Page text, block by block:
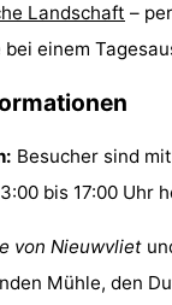
Landschaft –
einem
Besucher sind
bis 17:00 Uhr
von Nieuwvliet
Mühle, den